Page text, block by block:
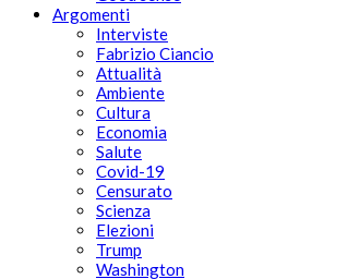
Argomenti
Interviste
Fabrizio Ciancio
Attualità
Ambiente
Cultura
Economia
Salute
Covid-19
Censurato
Scienza
Elezioni
Trump
Washington